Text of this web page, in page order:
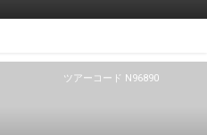
ツアーコード N96890